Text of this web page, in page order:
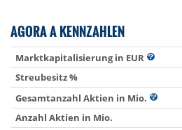
AGORA A KENNZAHLEN
Marktkapitalisierung in EUR
Streubesitz %
Gesamtanzahl Aktien in Mio.
Anzahl Aktien in Mio.